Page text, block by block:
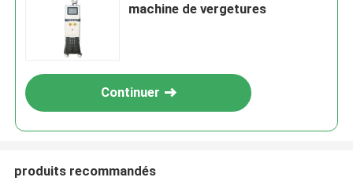
machine de vergetures
Continuer
produits recommandés